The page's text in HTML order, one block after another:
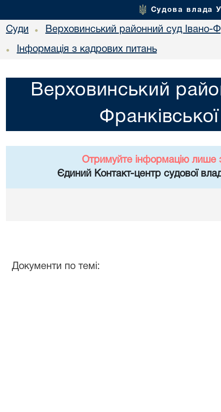
Судова влада
Суди • Верховинський районний суд Івано-
• Інформація з кадрових питань
Верховинський
Отримуйте інформацію лише
Єдиний Контакт-центр судової
Документи по темі: